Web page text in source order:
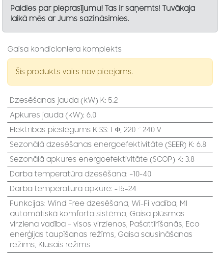
Paldies par pieprasījumu! Tas ir saņemts! Tuvākaja
laikā mēs ar Jums sazināsimies.
Gaisa kondicioniera komplekts
Šis produkts vairs nav pieejams.
Dzesēšanas jauda (kW) K: 5.2
Apkures jauda (kW): 6.0
Elektrības pieslēgums K SS: 1 Φ, 220 ~ 240 V
Sezonālā dzesēšanas energoefektivitāte (SEER) K: 6.8
Sezonālā apkures energoefektivitāte (SCOP) K: 3.8
Darba temperatūra dzesēšana: -10-40
Darba temperatūra apkure: -15-24
Funkcijas: Wind Free dzesēšana, Wi-Fi vadība, MI
automātiskā komforta sistēma, Gaisa plūsmas
virziena vadība - visos virzienos, Pašattīrīšanās, Eco
enerģijas taupīšanas režīms, Gaisa sausināšanas
režīms, Klusais režīms